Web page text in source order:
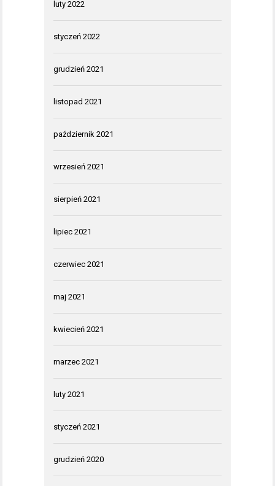
luty 2022
styczeń 2022
grudzień 2021
listopad 2021
październik 2021
wrzesień 2021
sierpień 2021
lipiec 2021
czerwiec 2021
maj 2021
kwiecień 2021
marzec 2021
luty 2021
styczeń 2021
grudzień 2020